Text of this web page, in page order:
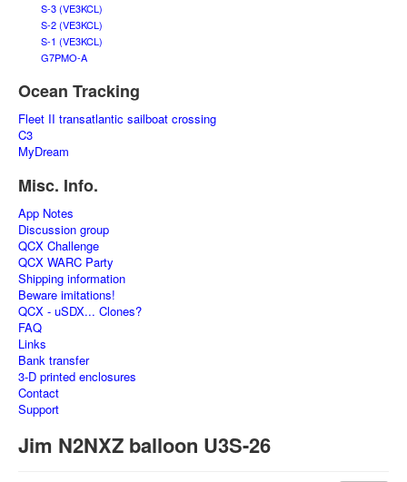
S-3 (VE3KCL)
S-2 (VE3KCL)
S-1 (VE3KCL)
G7PMO-A
Ocean Tracking
Fleet II transatlantic sailboat crossing
C3
MyDream
Misc. Info.
App Notes
Discussion group
QCX Challenge
QCX WARC Party
Shipping information
Beware imitations!
QCX - uSDX... Clones?
FAQ
Links
Bank transfer
3-D printed enclosures
Contact
Support
Jim N2NXZ balloon U3S-26